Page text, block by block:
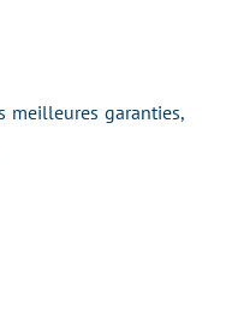
meilleures garanties,